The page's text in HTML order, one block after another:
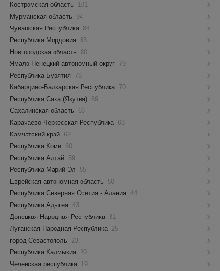
Костромская область
101
Мурманская область
94
Чувашская Республика 84
Республика Мордовия
83
Новгородская область
80
Ямало-Ненецкий автономный округ 79
Республика Бурятия
78
Кабардино-Балкарская Республика 70
Республика Саха (Якутия) 69
Сахалинская область
66
Карачаево-Черкесская Республика 63
Камчатский край 62
Республика Коми 60
Республика Алтай 59
Республика Марий Эл
55
Еврейская автономная область
50
Республика Северная Осетия - Алания 44
Республика Адыгея 43
Донецкая Народная Республика 31
Луганская Народная Республика 25
город Севастополь
23
Республика Калмыкия
20
Чеченская республика
19